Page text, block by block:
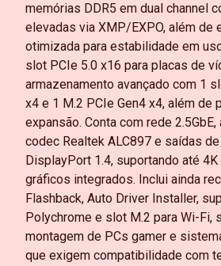
memórias DDR5 em dual channel
elevadas via XMP/EXPO, além de
otimizada para estabilidade em
slot PCIe 5.0 x16 para placas de
armazenamento avançado com 1
x4 e 1 M.2 PCIe Gen4 x4, além de
expansão. Conta com rede
codec Realtek ALC897 e saídas
DisplayPort 1.4, suportando até
gráficos integrados. Inclui ainda
Flashback, Auto Driver Installer,
Polychrome e slot M.2 para Wi-Fi,
montagem de PCs gamer e
que exigem compatibilidade com